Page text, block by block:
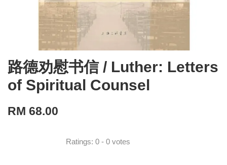
路德劝慰书信 / Luther: Letters
of Spiritual Counsel
RM 68.00
Ratings: 0 - 0 votes